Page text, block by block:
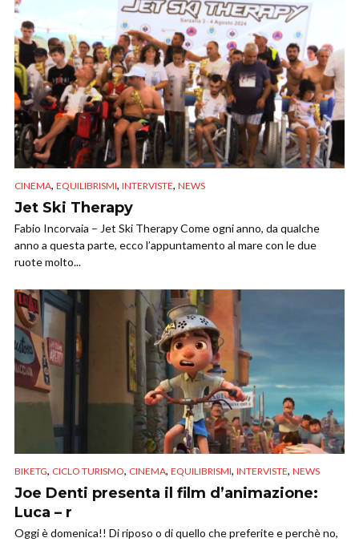
CINEMA, EQUILIBRISMI, INTERVISTE, NEWS
Jet Ski Therapy
Fabio Incorvaia – Jet Ski Therapy Come ogni anno, da qualche
anno a questa parte, ecco l’appuntamento al mare con le due
ruote molto...
BIKETG, CICLO TURISMO, CINEMA, EQUILIBRISMI, INTERVISTE, NEWS
Joe Denti presenta il film d’animazione:
Luca – r
Oggi è domenica!! Di riposo o di quello che preferite e perchè no,